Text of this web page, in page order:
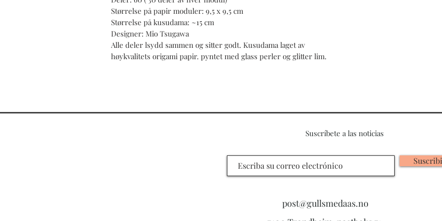
Størrelse på papir moduler: 9,5 x 9,5 cm
Størrelse på kusudama: ~15 cm
Designer: Mio Tsugawa
Alle deler lsydd sammen og sitter godt. Kusudama laget av
høykvalitets origami papir. pyntet med glass perler og glitter lim.
Suscríbete a las noticias
post@gullsmedaas.no